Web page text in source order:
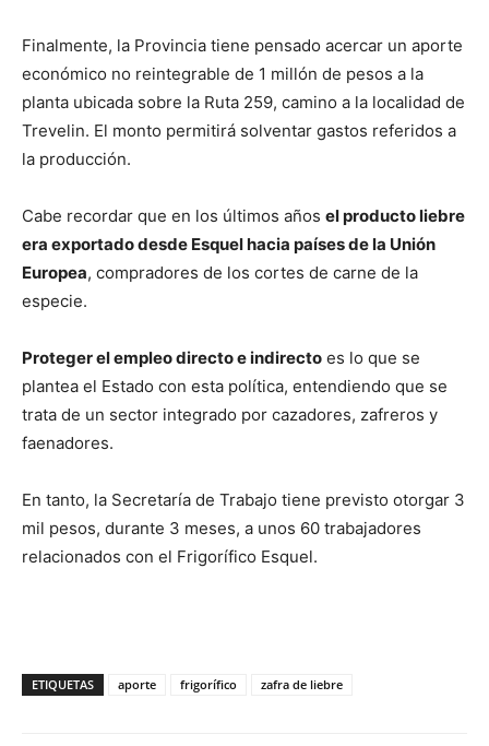
Finalmente, la Provincia tiene pensado acercar un aporte
económico no reintegrable de 1 millón de pesos a la
planta ubicada sobre la Ruta 259, camino a la localidad de
Trevelin. El monto permitirá solventar gastos referidos a
la producción.
Cabe recordar que en los últimos años el producto liebre
era exportado desde Esquel hacia países de la Unión
Europea, compradores de los cortes de carne de la
especie.
Proteger el empleo directo e indirecto es lo que se
plantea el Estado con esta política, entendiendo que se
trata de un sector integrado por cazadores, zafreros y
faenadores.
En tanto, la Secretaría de Trabajo tiene previsto otorgar 3
mil pesos, durante 3 meses, a unos 60 trabajadores
relacionados con el Frigorífico Esquel.
ETIQUETAS aporte frigorífico zafra de liebre